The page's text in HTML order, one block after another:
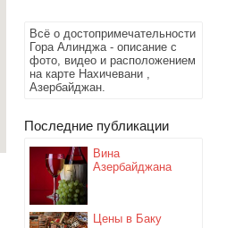
Всё о достопримечательности
Гора Алинджа - описание с
фото, видео и расположением
на карте Нахичевани ,
Азербайджан.
Последние публикации
Вина
Азербайджана
Цены в Баку